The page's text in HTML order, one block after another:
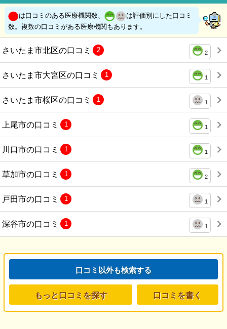
は口コミのある医療機関数、
は評価別にした口コミ
数。複数の口コミがある医療機関もあります。
さいたま市北区の口コミ 2
2
さいたま市大宮区の口コミ 1
1
さいたま市桜区の口コミ 1
1
上尾市の口コミ 1
1
川口市の口コミ 1
1
草加市の口コミ 2
1
戸田市の口コミ 1
1
深谷市の口コミ 1
1
口コミ以外も検索する
もっと口コミを探す 口コミを書く